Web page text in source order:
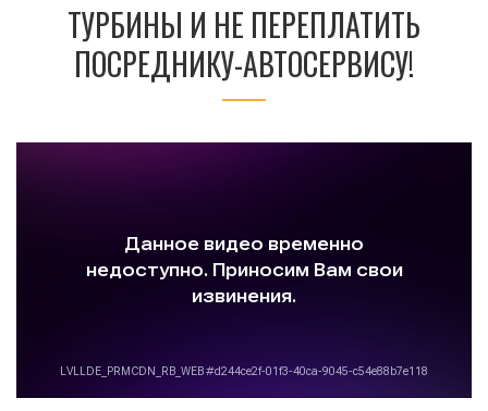
ТУРБИНЫ И НЕ ПЕРЕПЛАТИТЬ
ПОСРЕДНИКУ-АВТОСЕРВИСУ!